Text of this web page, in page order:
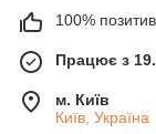
100%
Працює з
м. Київ
Київ, Україна